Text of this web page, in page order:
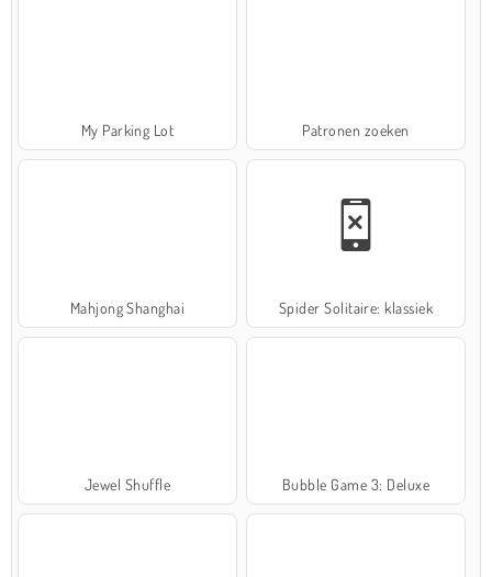
My Parking Lot Patronen zoeken
Mahjong Shanghai Spider Solitaire: klassiek
Jewel Shuffle Bubble Game 3: Deluxe